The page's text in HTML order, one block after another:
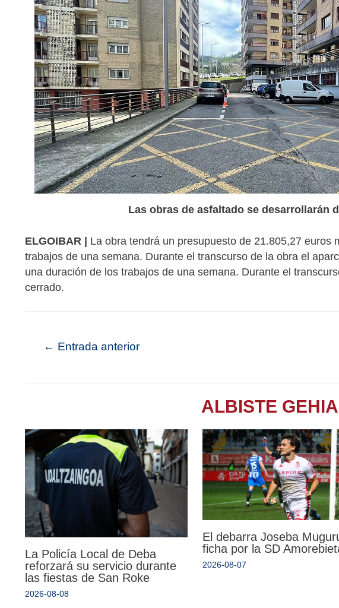
Las obras de asfaltado se desarrollarán
ELGOIBAR |
La obra tendrá un presupuesto de 21.805,27 euros
trabajos de una semana. Durante el transcurso de la obra el
una duración de los trabajos de una semana. Durante el
cerrado.
← Entrada anterior
ALBISTE
La Policía Local de Deba
reforzará su servicio durante
las fiestas de San Roke
2026-08-08
El debarra Joseba
ficha por la SD
2026-08-07